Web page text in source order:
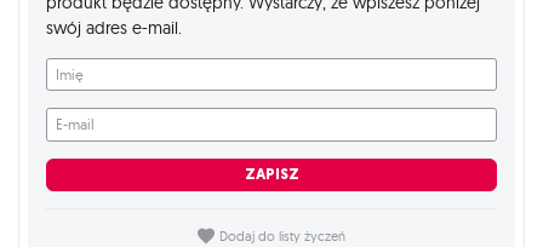
swój adres e-mail.
Imię
E-mail
ZAPISZ
Dodaj do listy życzeń